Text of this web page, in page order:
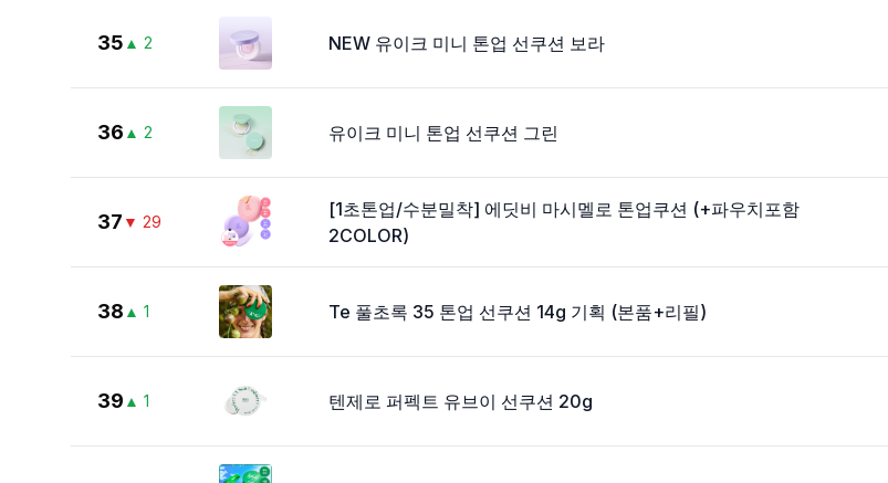
35 ▲ 2 NEW 유이크 미니 톤업 선쿠션 보라
36 ▲ 2 유이크 미니 톤업 선쿠션 그린
37 ▼ 29
[1초톤업/수분밀착] 에딧비 마시멜로 톤업쿠션 (+파우치포함
2COLOR)
38 ▲ 1 Te 풀초록 35 톤업 선쿠션 14g 기획 (본품+리필)
39 ▲ 1 텐제로 퍼펙트 유브이 선쿠션 20g